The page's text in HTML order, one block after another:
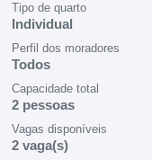
Tipo de quarto
Individual
Perfil dos moradores
Todos
Capacidade total
2 pessoas
Vagas disponíveis
2 vaga(s)